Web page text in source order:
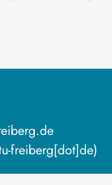
.de
freiberg[dot]de)